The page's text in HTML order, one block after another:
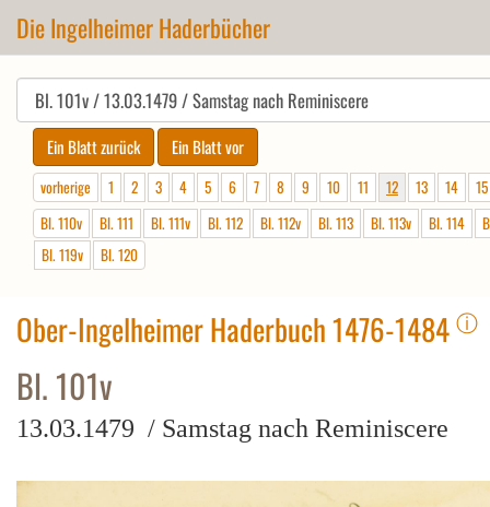
Die Ingelheimer Haderbücher
vorherige 1 2 3 4 5 6 7 8 9 10 11 12 13 14
15
Bl. 110v
Bl. 111 Bl. 111v Bl. 112 Bl. 112v Bl. 113 Bl. 113v Bl. 114
Bl. 119v
Bl. 120
Ober-Ingelheimer Haderbuch 1476-1484 ⓘ
Bl. 101v
13.03.1479 / Samstag nach Reminiscere